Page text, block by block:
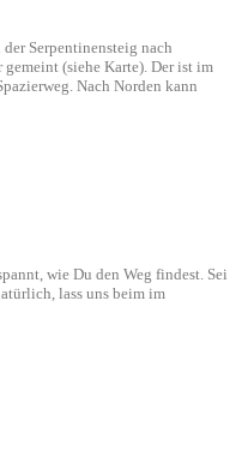
Serpentinensteig nach
(siehe Karte). Der ist im
Nach Norden kann
wie Du den Weg findest. Sei
lass uns beim im